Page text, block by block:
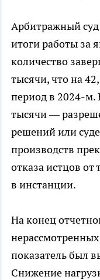
Арбитражный суд
итоги работы за
количество
тысячи, что на
период в 2024-м.
тысячи —
решений или
производств
отказа истцов
в инстанции.
На конец
показатель был
Снижение